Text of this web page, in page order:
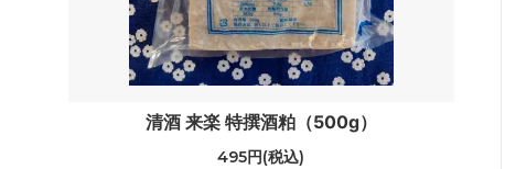
清酒 来楽 特撰酒粕（500g）
495円(税込)